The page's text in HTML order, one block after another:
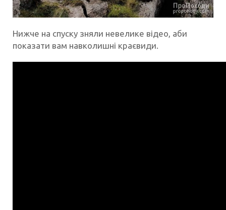
Нижче на спуску зняли невелике відео, аби
показати вам навколишні краєвиди.